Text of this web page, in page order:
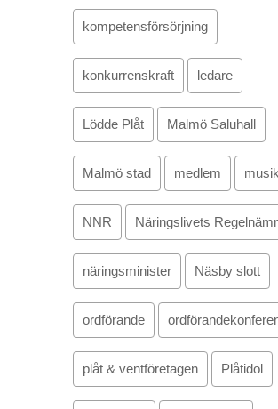
kompetensförsörjning
konkurrenskraft ledare
Lödde Plåt Malmö Saluhall
Malmö stad medlem musik
NNR Näringslivets
näringsminister Näsby slott
ordförande
plåt & ventföretagen Plåtidol